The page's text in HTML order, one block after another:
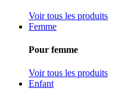
Voir tous les produits
Femme
Pour femme
Voir tous les produits
Enfant